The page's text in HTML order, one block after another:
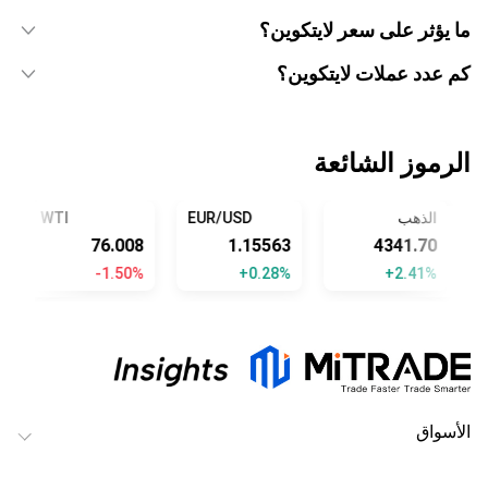
ما يؤثر على سعر لايتكوين؟
كم عدد عملات لايتكوين؟
الرموز الشائعة
الذهب
4341.70
+2.41%
EUR/USD
1.15563
+0.28%
WTI
76.008
-1.50%
الأسواق